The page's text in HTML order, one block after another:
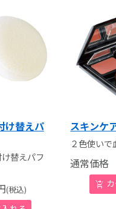
け替えパ
替えパフ
(税込)
スキンケ
２色使い
通常価格